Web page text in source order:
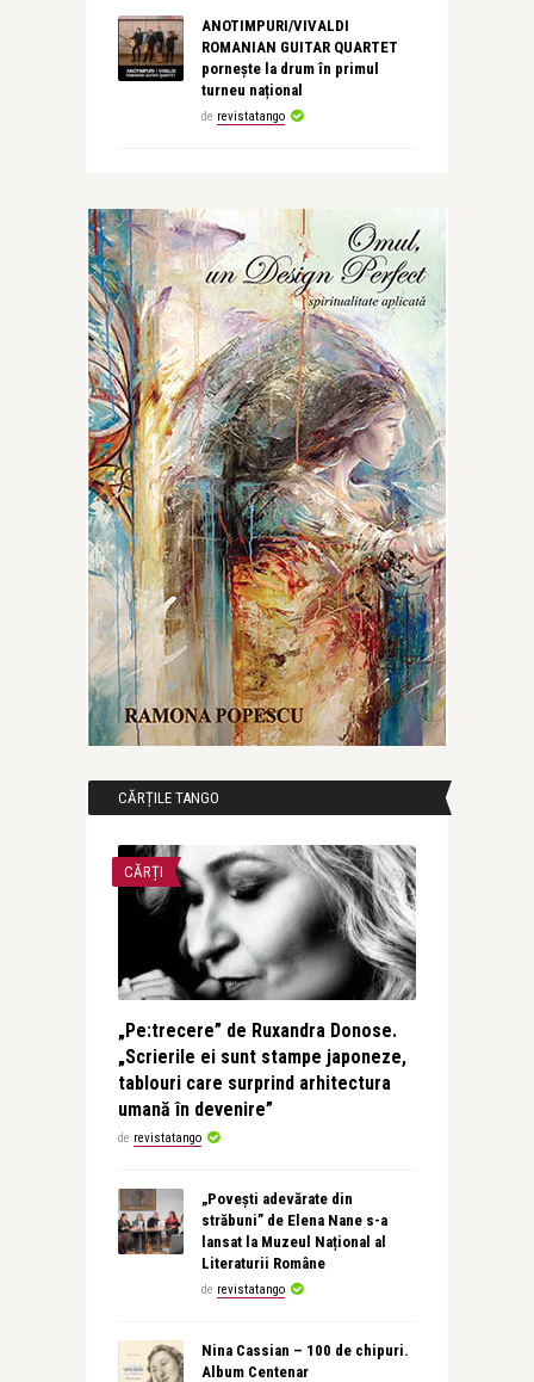
ANOTIMPURI/VIVALDI
ROMANIAN GUITAR QUARTET
pornește la drum în primul
turneu național
de revistatango
CĂRȚILE TANGO
CĂRȚI
„Pe:trecere” de Ruxandra Donose.
„Scrierile ei sunt stampe japoneze,
tablouri care surprind arhitectura
umană în devenire”
de revistatango
„Povești adevărate din
străbuni” de Elena Nane s-a
lansat la Muzeul Național al
Literaturii Române
de revistatango
Nina Cassian – 100 de chipuri.
Album Centenar